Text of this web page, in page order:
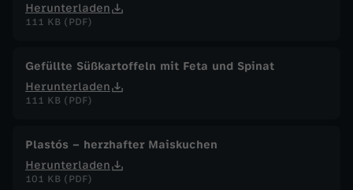
Herunterladen
111 KB (PDF)
Gefüllte Süßkartoffeln mit Feta und Spinat
Herunterladen
111 KB (PDF)
Plastós – herzhafter Maiskuchen
Herunterladen
101 KB (PDF)